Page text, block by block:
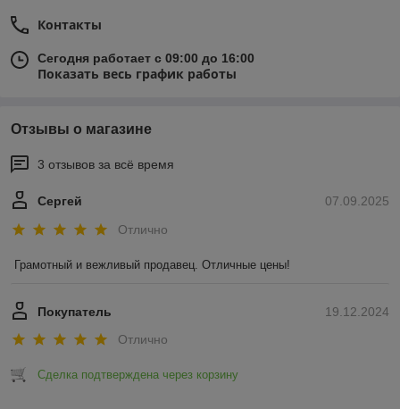
Контакты
Сегодня работает с 09:00 до 16:00
Показать весь график работы
Отзывы о магазине
3 отзывов за всё время
07.09.2025
Сергей
Отлично
Грамотный и вежливый продавец. Отличные цены!
19.12.2024
Покупатель
Отлично
Сделка подтверждена через корзину